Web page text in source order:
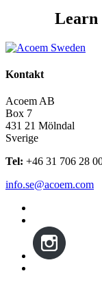
Learn
Kontakt
Acoem AB
Box 7
431 21 Mölndal
Sverige
Tel: +46 31 706 28
info.se@acoem.com